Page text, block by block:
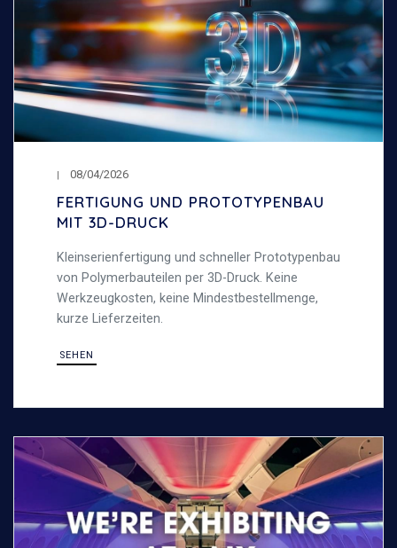
08/04/2026
FERTIGUNG UND PROTOTYPENBAU
MIT 3D-DRUCK
Kleinserienfertigung und schneller Prototypenbau
von Polymerbauteilen per 3D-Druck. Keine
Werkzeugkosten, keine Mindestbestellmenge,
kurze Lieferzeiten.
SEHEN